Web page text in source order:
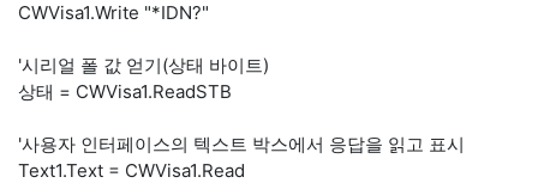
CWVisa1.Write "*IDN?"
'시리얼 폴 값 얻기(상태 바이트)
상태 = CWVisa1.ReadSTB
'사용자 인터페이스의 텍스트 박스에서 응답을 읽고 표시
Text1.Text = CWVisa1.Read